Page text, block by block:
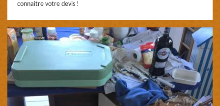
connaitre votre devis !